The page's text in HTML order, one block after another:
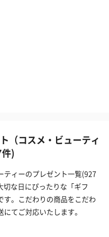
（コスメ・ビューティ
)
ティーのプレゼント一覧(927
な日にぴったりな「ギフ
す。こだわりの商品をこだわ
てご対応いたします。